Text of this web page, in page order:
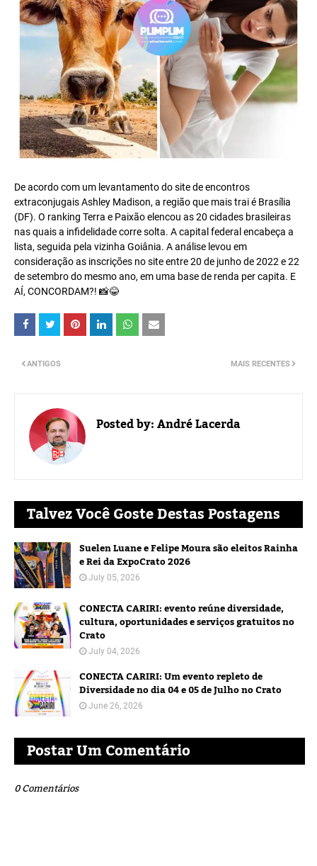
De acordo com um levantamento do site de encontros
extraconjugais Ashley Madison, a região que mais trai é Brasília
(DF). O ranking Terra e Paixão elencou as 20 cidades brasileiras
nas quais a infidelidade corre solta. A capital federal encabeça a
lista, seguida pela vizinha Goiânia. A análise levou em
consideração as inscrições no site entre 20 de junho de 2022 e 22
de setembro do mesmo ano, em uma base de renda per capita. E
AÍ, CONCORDAM?! 📸😂
MAIS RECENTES
ANTIGOS
Posted by:André Lacerda
Talvez Você Goste Destas Postagens
Suelen Luane e Felipe Moura são eleitos Rainha
e Rei da ExpoCrato 2026
July 05, 2026
CONECTA CARIRI: evento reúne diversidade,
cultura, oportunidades e serviços gratuitos no
Crato
July 04, 2026
CONECTA CARIRI: Um evento repleto de
Diversidade no dia 04 e 05 de Julho no Crato
June 26, 2026
Postar Um Comentário
0 Comentários